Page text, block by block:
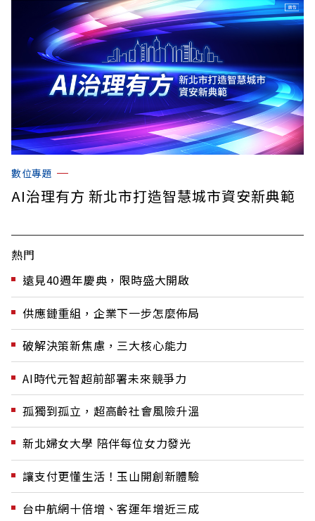
數位專題
AI治理有方 新北市打造智慧城市資安新典範
熱門
遠見40週年慶典，限時盛大開啟
供應鏈重組，企業下一步怎麼佈局
破解決策新焦慮，三大核心能力
AI時代元智超前部署未來競爭力
孤獨到孤立，超高齡社會風險升溫
新北婦女大學 陪伴每位女力發光
讓支付更懂生活！玉山開創新體驗
台中航網十倍增、客運年增近三成